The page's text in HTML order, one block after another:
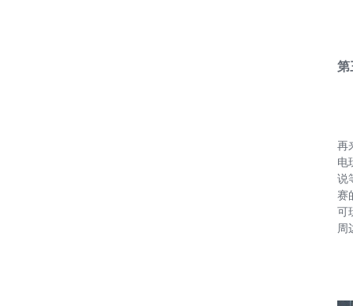
第
再
电
说
赛
可
周